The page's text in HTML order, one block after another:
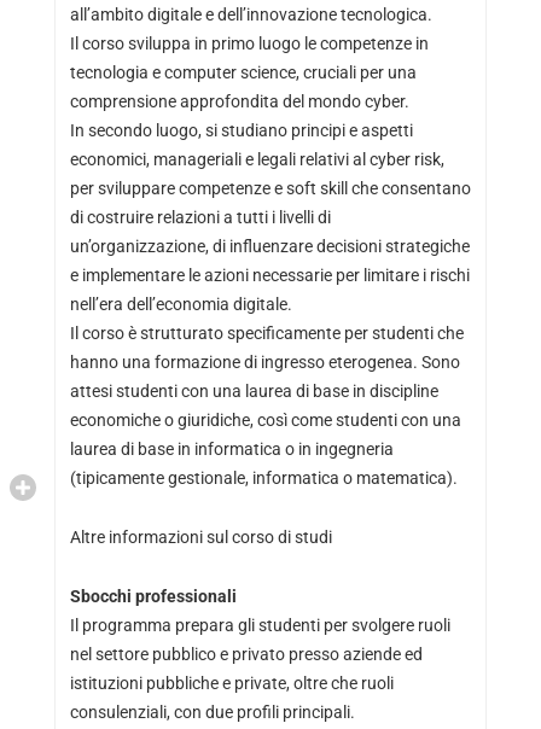
all’ambito digitale e dell’innovazione tecnologica.
Il corso sviluppa in primo luogo le competenze in
tecnologia e computer science, cruciali per una
comprensione approfondita del mondo cyber.
In secondo luogo, si studiano principi e aspetti
economici, manageriali e legali relativi al cyber risk,
per sviluppare competenze e soft skill che consentano
di costruire relazioni a tutti i livelli di
un’organizzazione, di influenzare decisioni strategiche
e implementare le azioni necessarie per limitare i rischi
nell’era dell’economia digitale.
Il corso è strutturato specificamente per studenti che
hanno una formazione di ingresso eterogenea. Sono
attesi studenti con una laurea di base in discipline
economiche o giuridiche, così come studenti con una
laurea di base in informatica o in ingegneria
(tipicamente gestionale, informatica o matematica).
Altre informazioni sul corso di studi
Sbocchi professionali
Il programma prepara gli studenti per svolgere ruoli
nel settore pubblico e privato presso aziende ed
istituzioni pubbliche e private, oltre che ruoli
consulenziali, con due profili principali.